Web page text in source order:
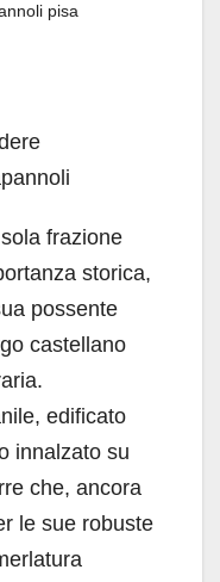
pisa
frazione
storica,
possente
castellano
edificato
innalzato su
che, ancora
le sue robuste